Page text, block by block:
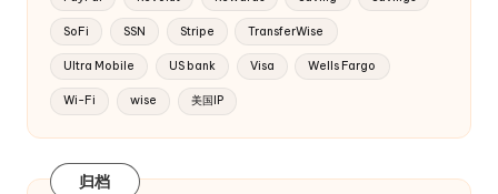
SoFi SSN Stripe TransferWise
Ultra Mobile US bank Visa Wells Fargo
Wi-Fi wise 美国IP
归档